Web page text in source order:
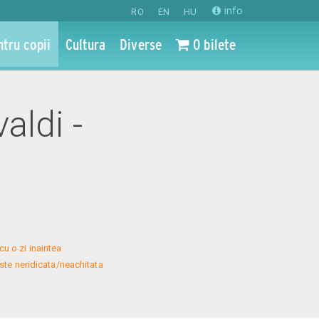
RO EN HU info
copii Cultura Diverse 0 bilete
-
o zi inaintea
neridicata/neachitata